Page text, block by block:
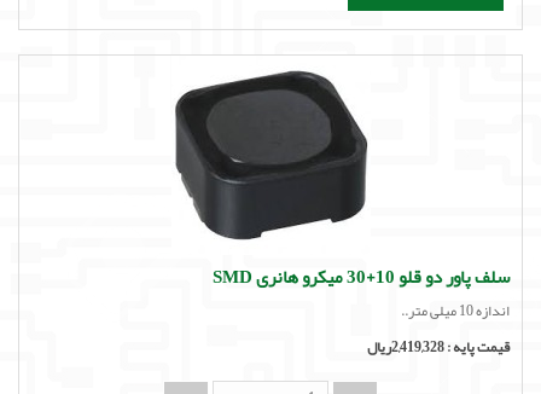
سلف پاور دو قلو 10+30 میکرو هانری SMD
اندازه 10 میلی متر..
قیمت پایه :2,419,328ریال